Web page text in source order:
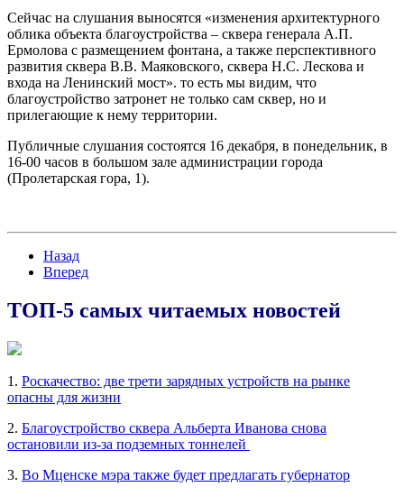
Сейчас на слушания выносятся «изменения архитектурного
облика объекта благоустройства – сквера генерала А.П.
Ермолова с размещением фонтана, а также перспективного
развития сквера В.В. Маяковского, сквера Н.С. Лескова и
входа на Ленинский мост». то есть мы видим, что
благоустройство затронет не только сам сквер, но и
прилегающие к нему территории.
Публичные слушания состоятся 16 декабря, в понедельник, в
16-00 часов в большом зале администрации города
(Пролетарская гора, 1).
Назад
Вперед
ТОП-5 самых читаемых новостей
1. Роскачество: две трети зарядных устройств на рынке
опасны для жизни
2. Благоустройство сквера Альберта Иванова снова
остановили из-за подземных тоннелей
3. Во Мценске мэра также будет предлагать губернатор